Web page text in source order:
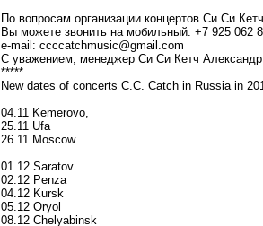
По вопросам организации концертов Си Си Кетч
Вы можете звонить на мобильный: +7 925 062
e-mail: ccccatchmusic@gmail.com
С уважением, менеджер Си Си Кетч
*****
New dates of concerts C.C. Catch in Russia in
04.11 Kemerovo,
25.11 Ufa
26.11 Moscow
01.12 Saratov
02.12 Penza
04.12 Kursk
05.12 Oryol
08.12 Chelyabinsk